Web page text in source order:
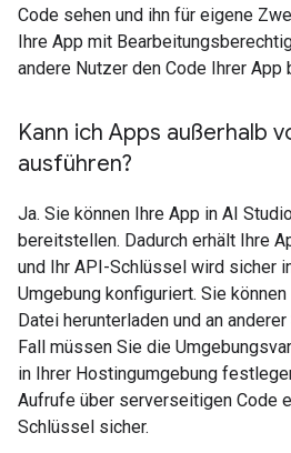
Code sehen und ihn für eigene
Ihre App mit
andere Nutzer den Code Ihrer App
Kann ich Apps außerhalb
ausführen?
Ja. Sie können Ihre App in AI
bereitstellen. Dadurch erhält Ihre
und Ihr API-Schlüssel wird sicher
Umgebung konfiguriert. Sie
Datei herunterladen und an
Fall müssen Sie die
in Ihrer Hostingumgebung
Aufrufe über serverseitigen Code
Schlüssel sicher.